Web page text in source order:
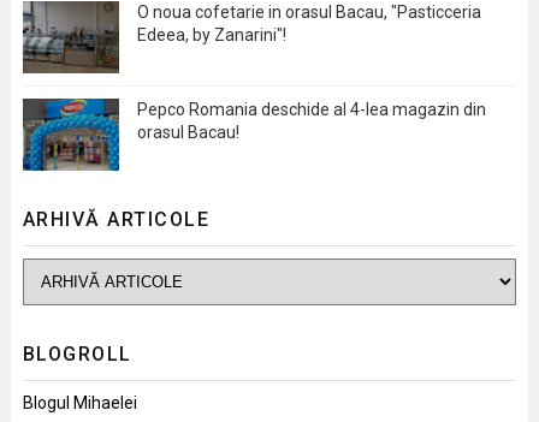
O noua cofetarie in orasul Bacau, "Pasticceria
Edeea, by Zanarini"!
Pepco Romania deschide al 4-lea magazin din
orasul Bacau!
ARHIVĂ ARTICOLE
BLOGROLL
Blogul Mihaelei